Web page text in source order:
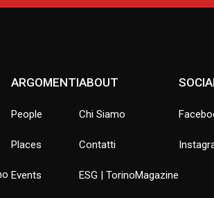
ARGOMENTI
People
Places
Events
ABOUT
Chi Siamo
Contatti
ESG | TorinoMagazine